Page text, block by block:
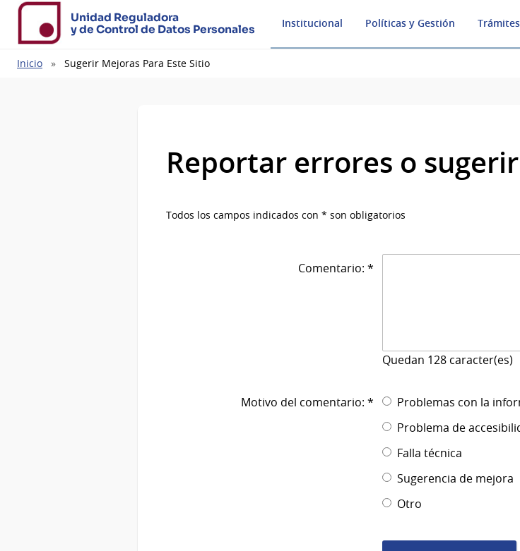
Unidad Reguladora
y de Control de Datos Personales
Institucional Políticas y Gestión
Ruta
Inicio Sugerir Mejoras Para Este Sitio
Reportar errores o
Todos los campos indicados con * son obligatorios
Comentario: *
Quedan 128 caracter(es)
Motivo del comentario: *
Problemas con la
Problema de
Falla técnica
Sugerencia de mejora
Otro